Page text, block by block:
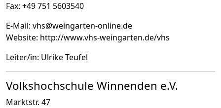
Fax: +49 751 5603540
E-Mail: vhs@weingarten-online.de
Website: http://www.vhs-weingarten.de/vhs
Leiter/in: Ulrike Teufel
Volkshochschule Winnenden e.V.
Marktstr. 47